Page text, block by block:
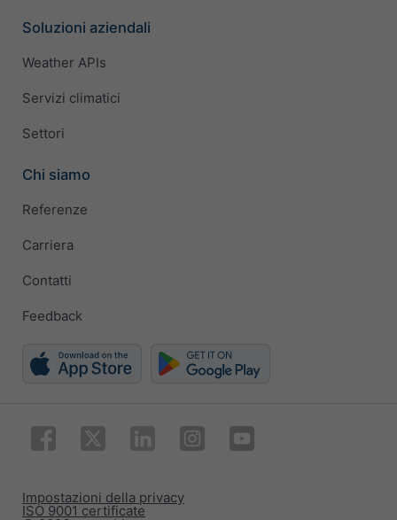
Soluzioni aziendali
Weather APIs
Servizi climatici
Settori
Chi siamo
Referenze
Carriera
Contatti
Feedback
ISO 9001 certificate
Impostazioni della privacy